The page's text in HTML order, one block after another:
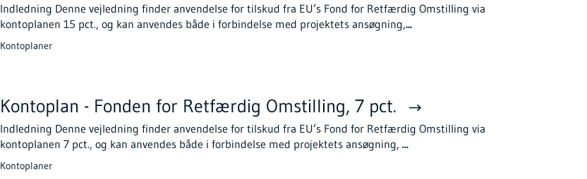
Indledning Denne vejledning finder anvendelse for tilskud fra EU’s Fond for Retfærdig Omstilling via
kontoplanen 15 pct., og kan anvendes både i forbindelse med projektets ansøgning,...
Kontoplaner
Kontoplan - Fonden for Retfærdig Omstilling, 7 pct.
Indledning Denne vejledning finder anvendelse for tilskud fra EU’s Fond for Retfærdig Omstilling via
kontoplanen 7 pct., og kan anvendes både i forbindelse med projektets ansøgning, ...
Kontoplaner